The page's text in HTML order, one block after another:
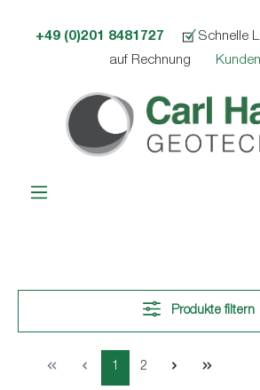
+49 (0)201 8481727 Schnelle
auf Rechnung
Produkte filtern
1 2